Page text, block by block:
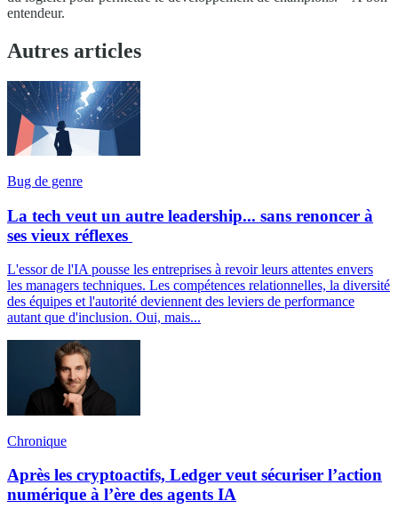
entendeur.
Autres articles
Bug de genre
La tech veut un autre leadership... sans renoncer à
ses vieux réflexes
L'essor de l'IA pousse les entreprises à revoir leurs attentes envers
les managers techniques. Les compétences relationnelles, la diversité
des équipes et l'autorité deviennent des leviers de performance
autant que d'inclusion. Oui, mais...
Chronique
Après les cryptoactifs, Ledger veut sécuriser l’action
numérique à l’ère des agents IA